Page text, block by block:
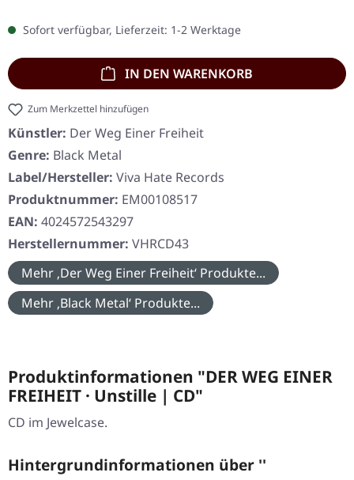
Sofort verfügbar, Lieferzeit: 1-2 Werktage
IN DEN WARENKORB
Zum Merkzettel hinzufügen
Künstler: Der Weg Einer Freiheit
Genre: Black Metal
Label/Hersteller: Viva Hate Records
Produktnummer: EM00108517
EAN: 4024572543297
Herstellernummer: VHRCD43
Mehr ‚Der Weg Einer Freiheit‘ Produkte...
Mehr ‚Black Metal‘ Produkte...
Produktinformationen "DER WEG EINER
FREIHEIT · Unstille | CD"
CD im Jewelcase.
Hintergrundinformationen über ''